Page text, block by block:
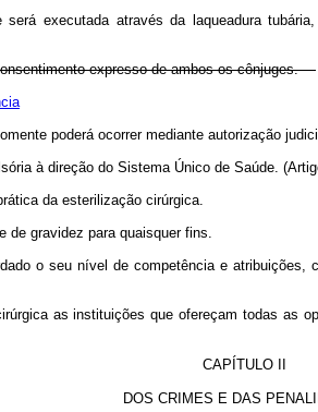
executada através da laqueadura
expresso de ambos os cônjuges.
poderá ocorrer mediante autorização
à direção do Sistema Único de Saúde.
da esterilização cirúrgica.
de gravidez para quaisquer fins.
o seu nível de competência e
as instituições que ofereçam todas as
CAPÍTULO II
DOS CRIMES E DAS